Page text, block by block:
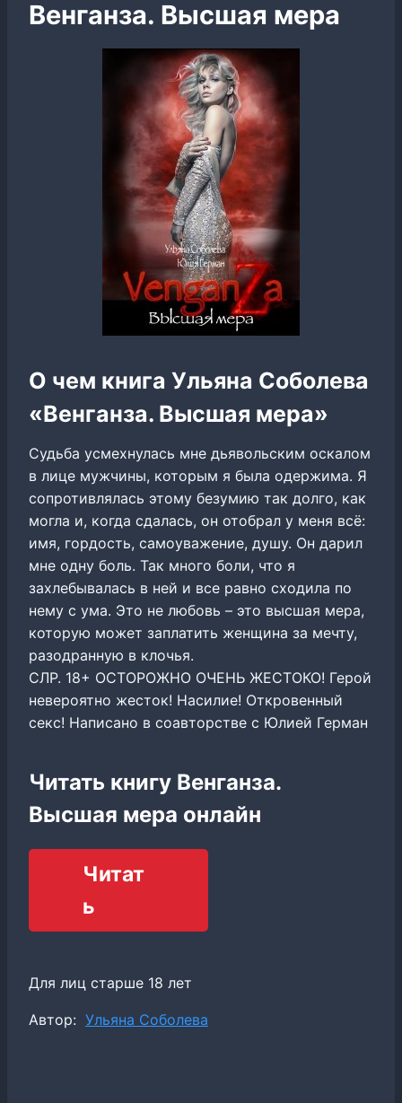
Венганза. Высшая мера
О чем книга Ульяна Соболева
«Венганза. Высшая мера»
Судьба усмехнулась мне дьявольским оскалом
в лице мужчины, которым я была одержима. Я
сопротивлялась этому безумию так долго, как
могла и, когда сдалась, он отобрал у меня всё:
имя, гордость, самоуважение, душу. Он дарил
мне одну боль. Так много боли, что я
захлебывалась в ней и все равно сходила по
нему с ума. Это не любовь – это высшая мера,
которую может заплатить женщина за мечту,
разодранную в клочья.
СЛР. 18+ ОСТОРОЖНО ОЧЕНЬ ЖЕСТОКО! Герой
невероятно жесток! Насилие! Откровенный
секс! Написано в соавторстве с Юлией Герман
Читать книгу Венганза.
Высшая мера онлайн
Читат
ь
Для лиц старше 18 лет
Метки
Автор: Ульяна Соболева